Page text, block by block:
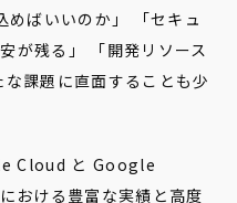
ばいいのか」 「セキュ
が残る」 「開発リソース
課題に直面することも少
Cloud と Google
おける豊富な実績と高度